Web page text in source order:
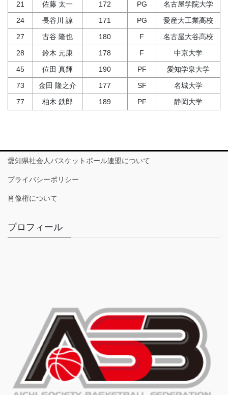
21
佐藤 太一 172 PG
名古屋学院大学
24
長谷川 諒 171 PG
愛産大工業高校
27
古谷 隆也 180 F
名古屋大谷高校
28
鈴木 元康 178 F
中京大学
45
位田 真輝 190 PF
愛知学泉大学
73
金田 隆之介 177 SF
名城大学
77
柏木 鉄郎 189 PF 静岡大学
愛知県社会人バスケットボール連盟について
プライバシーポリシー
肖像権について
プロフィール